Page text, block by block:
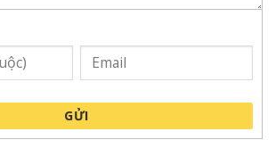
được đặt ở góc 9h kết hợp với
góc 6h. Sự kết hợp này tạo nên
hòa, rất bắt mắt.
thước tầm trung phù hợp với đa
giới
GỬI